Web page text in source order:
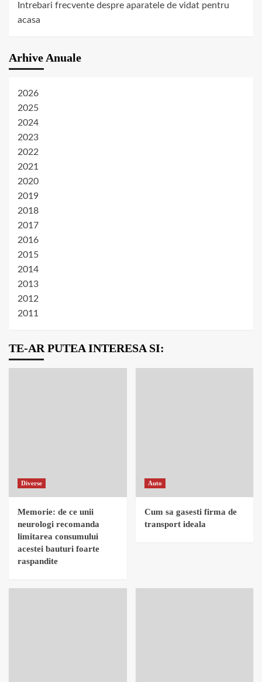
Intrebari frecvente despre aparatele de vidat pentru
acasa
Arhive Anuale
2026
2025
2024
2023
2022
2021
2020
2019
2018
2017
2016
2015
2014
2013
2012
2011
TE-AR PUTEA INTERESA SI:
Diverse
Memorie: de ce unii
neurologi recomanda
limitarea consumului
acestei bauturi foarte
raspandite
Auto
Cum sa gasesti firma de
transport ideala